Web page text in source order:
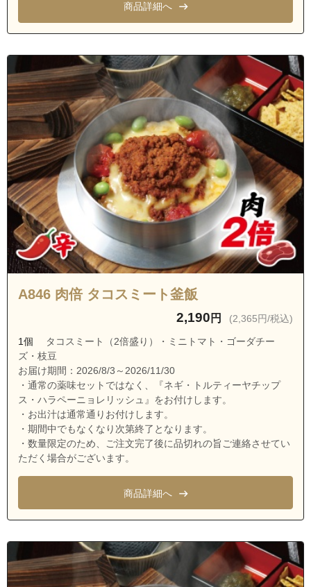
埼玉県ふじみ野市西鶴ケ岡
埼玉県ふじみ野市西鶴ケ岡１丁目
埼玉県ふじみ野市西鶴ケ岡２丁目
埼玉県ふじみ野市東久保１丁目
埼玉県ふじみ野市ふじみ野１丁目
埼玉県ふじみ野市ふじみ野２丁目
埼玉県ふじみ野市ふじみ野３丁目
埼玉県ふじみ野市ふじみ野４丁目
埼玉県ふじみ野市緑ケ丘１丁目
埼玉県ふじみ野市緑ケ丘２丁目
埼玉県富士見市上沢１丁目
埼玉県富士見市上沢２丁目
埼玉県富士見市関沢１丁目
埼玉県富士見市関沢３丁目
埼玉県富士見市鶴瀬西２丁目
埼玉県富士見市鶴瀬西３丁目
埼玉県富士見市鶴瀬東１丁目
埼玉県富士見市鶴瀬東２丁目
埼玉県富士見市鶴馬
埼玉県富士見市西みずほ台３丁目
埼玉県富士見市羽沢２丁目
埼玉県富士見市渡戸２丁目
埼玉県富士見市渡戸３丁目
埼玉県入間郡三芳町北永井
商品詳細へ
A846 肉倍 タコスミート釜飯
2,190 円 (2,365円/税込)
1個
タコスミート（2倍盛り）・ミニトマト・ゴーダチー
ズ・枝豆
お届け期間：2026/8/3～2026/11/30
・通常の薬味セットではなく、『ネギ・トルティーヤチップ
ス・ハラペーニョレリッシュ』をお付けします。
・お出汁は通常通りお付けします。
・期間中でもなくなり次第終了となります。
・数量限定のため、ご注文完了後に品切れの旨ご連絡させてい
ただく場合がございます。
商品詳細へ